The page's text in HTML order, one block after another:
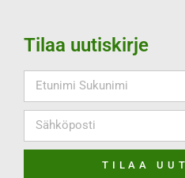
Tilaa uutiskirje
TILAA